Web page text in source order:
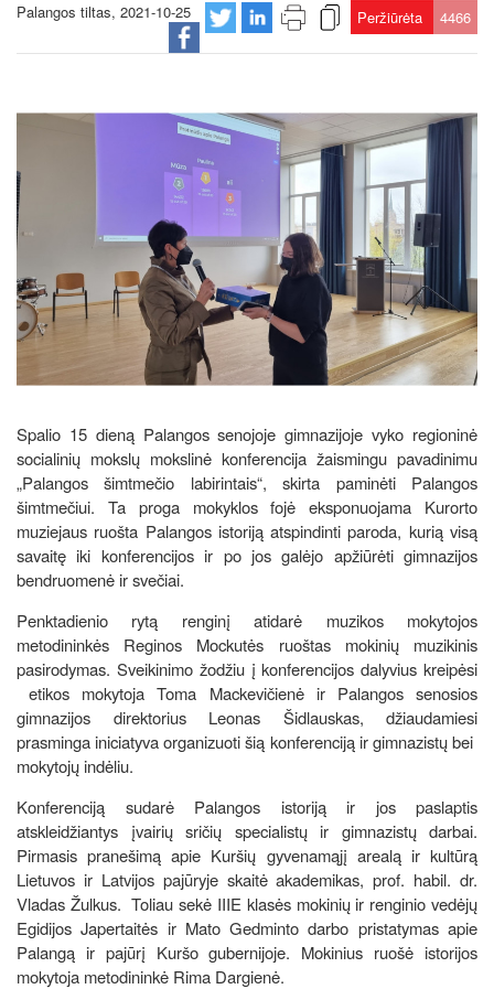
Palangos tiltas, 2021-10-25 Peržiūrėta 4466
Spalio 15 dieną Palangos senojoje gimnazijoje vyko regioninė
socialinių mokslų mokslinė konferencija žaismingu pavadinimu
„Palangos šimtmečio labirintais“, skirta paminėti Palangos
šimtmečiui. Ta proga mokyklos fojė eksponuojama Kurorto
muziejaus ruošta Palangos istoriją atspindinti paroda, kurią visą
savaitę iki konferencijos ir po jos galėjo apžiūrėti gimnazijos
bendruomenė ir svečiai.
Penktadienio rytą renginį atidarė muzikos mokytojos
metodininkės Reginos Mockutės ruoštas mokinių muzikinis
pasirodymas. Sveikinimo žodžiu į konferencijos dalyvius kreipėsi
etikos mokytoja Toma Mackevičienė ir Palangos senosios
gimnazijos direktorius Leonas Šidlauskas, džiaudamiesi
prasminga iniciatyva organizuoti šią konferenciją ir gimnazistų bei
mokytojų indėliu.
Konferenciją sudarė Palangos istoriją ir jos paslaptis
atskleidžiantys įvairių sričių specialistų ir gimnazistų darbai.
Pirmasis pranešimą apie Kuršių gyvenamąjį arealą ir kultūrą
Lietuvos ir Latvijos pajūryje skaitė akademikas, prof. habil. dr.
Vladas Žulkus. Toliau sekė IIIE klasės mokinių ir renginio vedėjų
Egidijos Japertaitės ir Mato Gedminto darbo pristatymas apie
Palangą ir pajūrį Kuršo gubernijoje. Mokinius ruošė istorijos
mokytoja metodininkė Rima Dargienė.